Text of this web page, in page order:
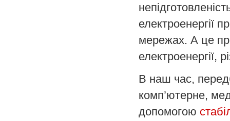
електроенергії
мережах. А це
електроенергії,
В наш час,
комп’ютерне,
допомогою